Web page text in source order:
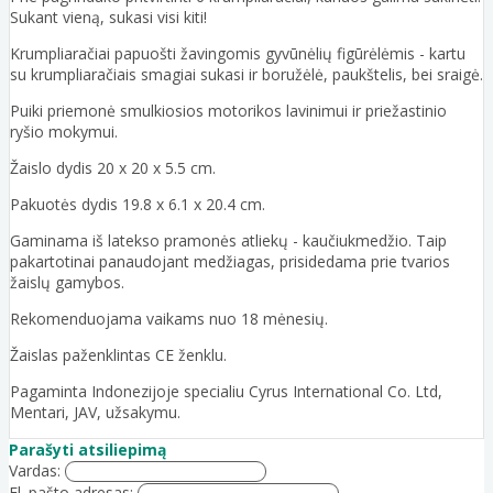
Sukant vieną, sukasi visi kiti!
Krumpliaračiai papuošti žavingomis gyvūnėlių figūrėlėmis - kartu
su krumpliaračiais smagiai sukasi ir boružėlė, paukštelis, bei sraigė.
Puiki priemonė smulkiosios motorikos lavinimui ir priežastinio
ryšio mokymui.
Žaislo dydis 20 x 20 x 5.5 cm.
Pakuotės dydis 19.8 x 6.1 x 20.4 cm.
Gaminama iš latekso pramonės atliekų - kaučiukmedžio. Taip
pakartotinai panaudojant medžiagas, prisidedama prie tvarios
žaislų gamybos.
Rekomenduojama vaikams nuo 18 mėnesių.
Žaislas paženklintas CE ženklu.
Pagaminta Indonezijoje specialiu Cyrus International Co. Ltd,
Mentari, JAV, užsakymu.
Parašyti atsiliepimą
Vardas: